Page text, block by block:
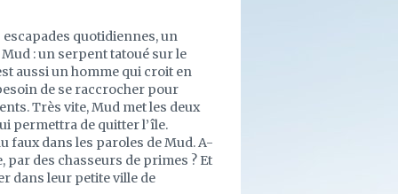
escapades quotidiennes, un
: un serpent tatoué sur le
aussi un homme qui croit en
de se raccrocher pour
Très vite, Mud met les deux
permettra de quitter l’île.
faux dans les paroles de Mud. A-
des chasseurs de primes ? Et
dans leur petite ville de